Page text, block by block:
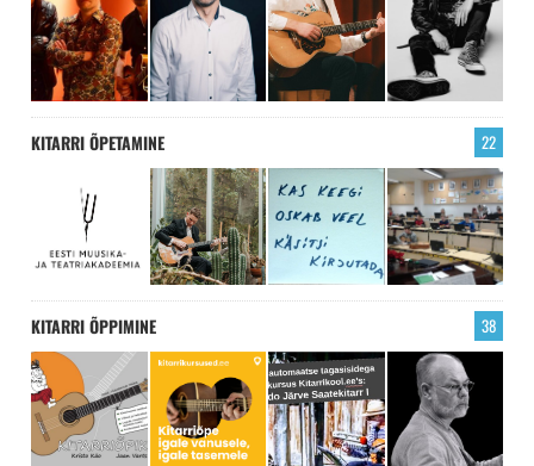
KITARRI ÕPETAMINE 22
KITARRI ÕPPIMINE 38